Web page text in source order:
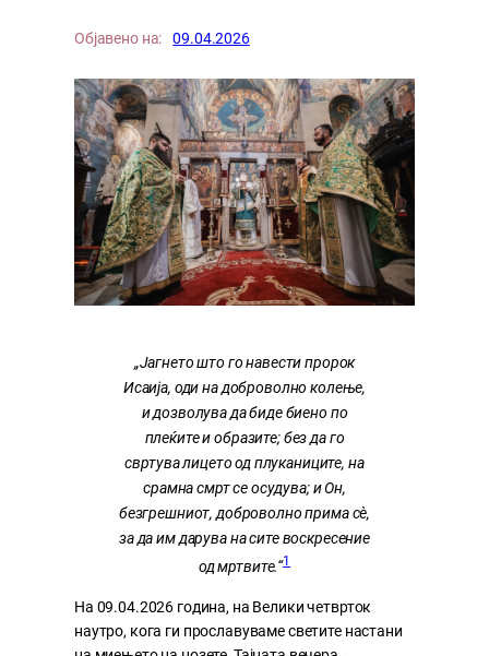
Објавено на: 09.04.2026
„Јагнето што го навести пророк
Исаија, оди на доброволно колење,
и дозволува да биде биено по
плеќите и образите; без да го
свртува лицето од плуканиците, на
срамна смрт се осудува; и Он,
безгрешниот, доброволно прима сѐ,
за да им дарува на сите воскресение
од мртвите.“1
На 09.04.2026 година, на Велики четврток
наутро, кога ги прославуваме светите настани